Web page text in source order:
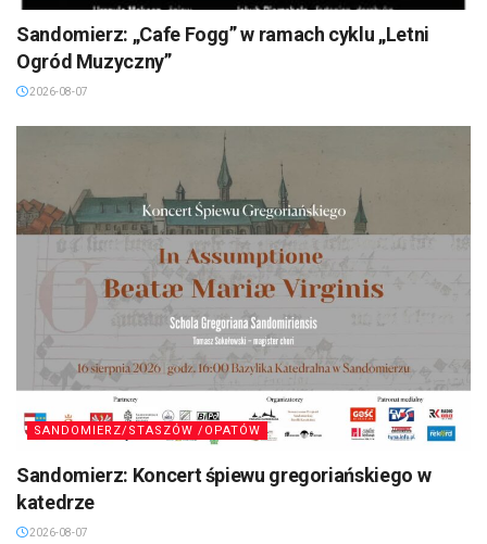
Sandomierz: „Cafe Fogg” w ramach cyklu „Letni
Ogród Muzyczny”
2026-08-07
SANDOMIERZ/STASZÓW /OPATÓW
Sandomierz: Koncert śpiewu gregoriańskiego w
katedrze
2026-08-07